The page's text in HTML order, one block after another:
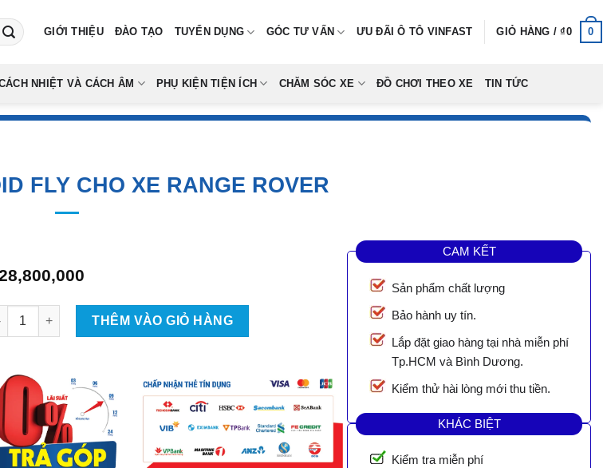
GIỚI THIỆU ĐÀO TẠO TUYỂN DỤNG GÓC TƯ VẤN ƯU ĐÃI Ô TÔ VINFAST GIỎ HÀNG /₫0 0
NHIỆT VÀ CÁCH ÂM PHỤ KIỆN TIỆN ÍCH CHĂM SÓC XE ĐỒ CHƠI THEO XE TIN TỨC
FLY CHO XE RANGE ROVER
28,800,000
Hình Android Fly Cho Xe Range Rover số lượng
THÊM VÀO GIỎ HÀNG
CAM KẾT
Sản phẩm chất lượng
Bảo hành uy tín.
Lắp đặt giao hàng tại nhà miễn phí
Tp.HCM và Bình Dương.
Kiểm thử hài lòng mới thu tiền.
KHÁC BIỆT
Kiểm tra miễn phí